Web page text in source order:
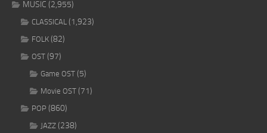
MUSIC (2,955)
CLASSICAL (1,923)
FOLK (82)
OST (97)
Game OST (5)
Movie OST (71)
POP (860)
JAZZ (238)